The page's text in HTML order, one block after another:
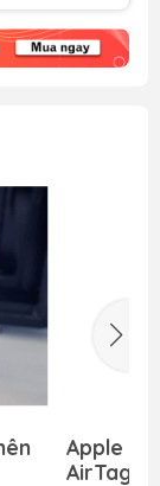
Apple
AirTag,